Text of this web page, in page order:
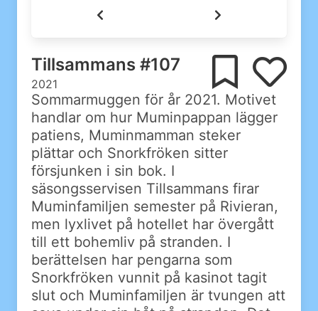
Tillsammans #107
2021
Sommarmuggen för år 2021. Motivet
handlar om hur Muminpappan lägger
patiens, Muminmamman steker
plättar och Snorkfröken sitter
försjunken i sin bok. I
säsongsservisen Tillsammans firar
Muminfamiljen semester på Rivieran,
men lyxlivet på hotellet har övergått
till ett bohemliv på stranden. I
berättelsen har pengarna som
Snorkfröken vunnit på kasinot tagit
slut och Muminfamiljen är tvungen att